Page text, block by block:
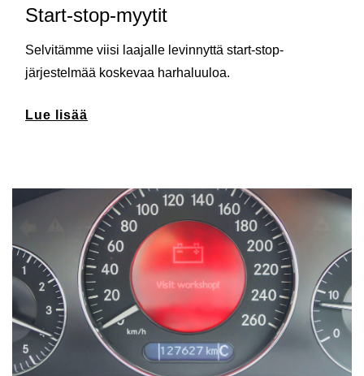
Start-stop-myytit
Selvitämme viisi laajalle levinnyttä start-stop-
järjestelmää koskevaa harhaluuloa.
Lue lisää